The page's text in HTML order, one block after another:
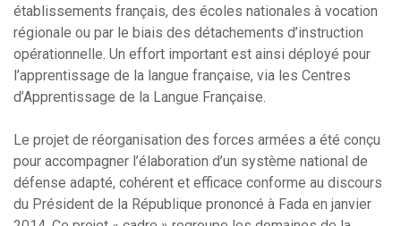
établissements français, des écoles nationales à vocation
régionale ou par le biais des détachements d’instruction
opérationnelle. Un effort important est ainsi déployé pour
l’apprentissage de la langue française, via les Centres
d’Apprentissage de la Langue Française.
Le projet de réorganisation des forces armées a été conçu
pour accompagner l’élaboration d’un système national de
défense adapté, cohérent et efficace conforme au discours
du Président de la République prononcé à Fada en janvier